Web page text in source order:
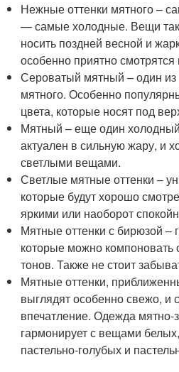
Нежные оттенки мятного –
— самые холодные. Вещи
носить поздней весной и
особенно приятно
Сероватый мятный – один из
мятного. Особенно
цвета, которые носят под
Мятный – еще один
актуален в сильную жару, и
светлыми вещами.
Светлые мятные оттенки –
которые будут хорошо
яркими или наоборот
Мятные оттенки с бирюзой –
которые можно
тонов. Также не стоит
Мятные оттенки,
выглядят особенно свежо, и
впечатление. Одежда мятно-
гармонирует с вещами
пастельно-голубых и